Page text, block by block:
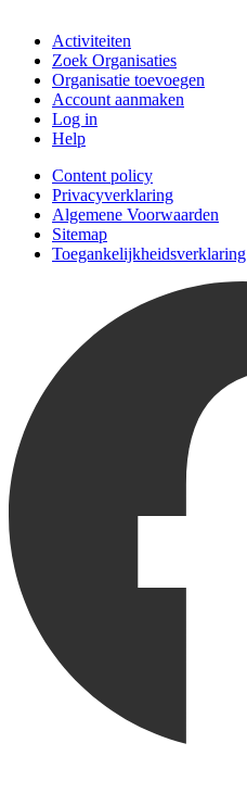
Activiteiten
Zoek Organisaties
Organisatie toevoegen
Account aanmaken
Log in
Help
Content policy
Privacyverklaring
Algemene Voorwaarden
Sitemap
Toegankelijkheidsverklaring